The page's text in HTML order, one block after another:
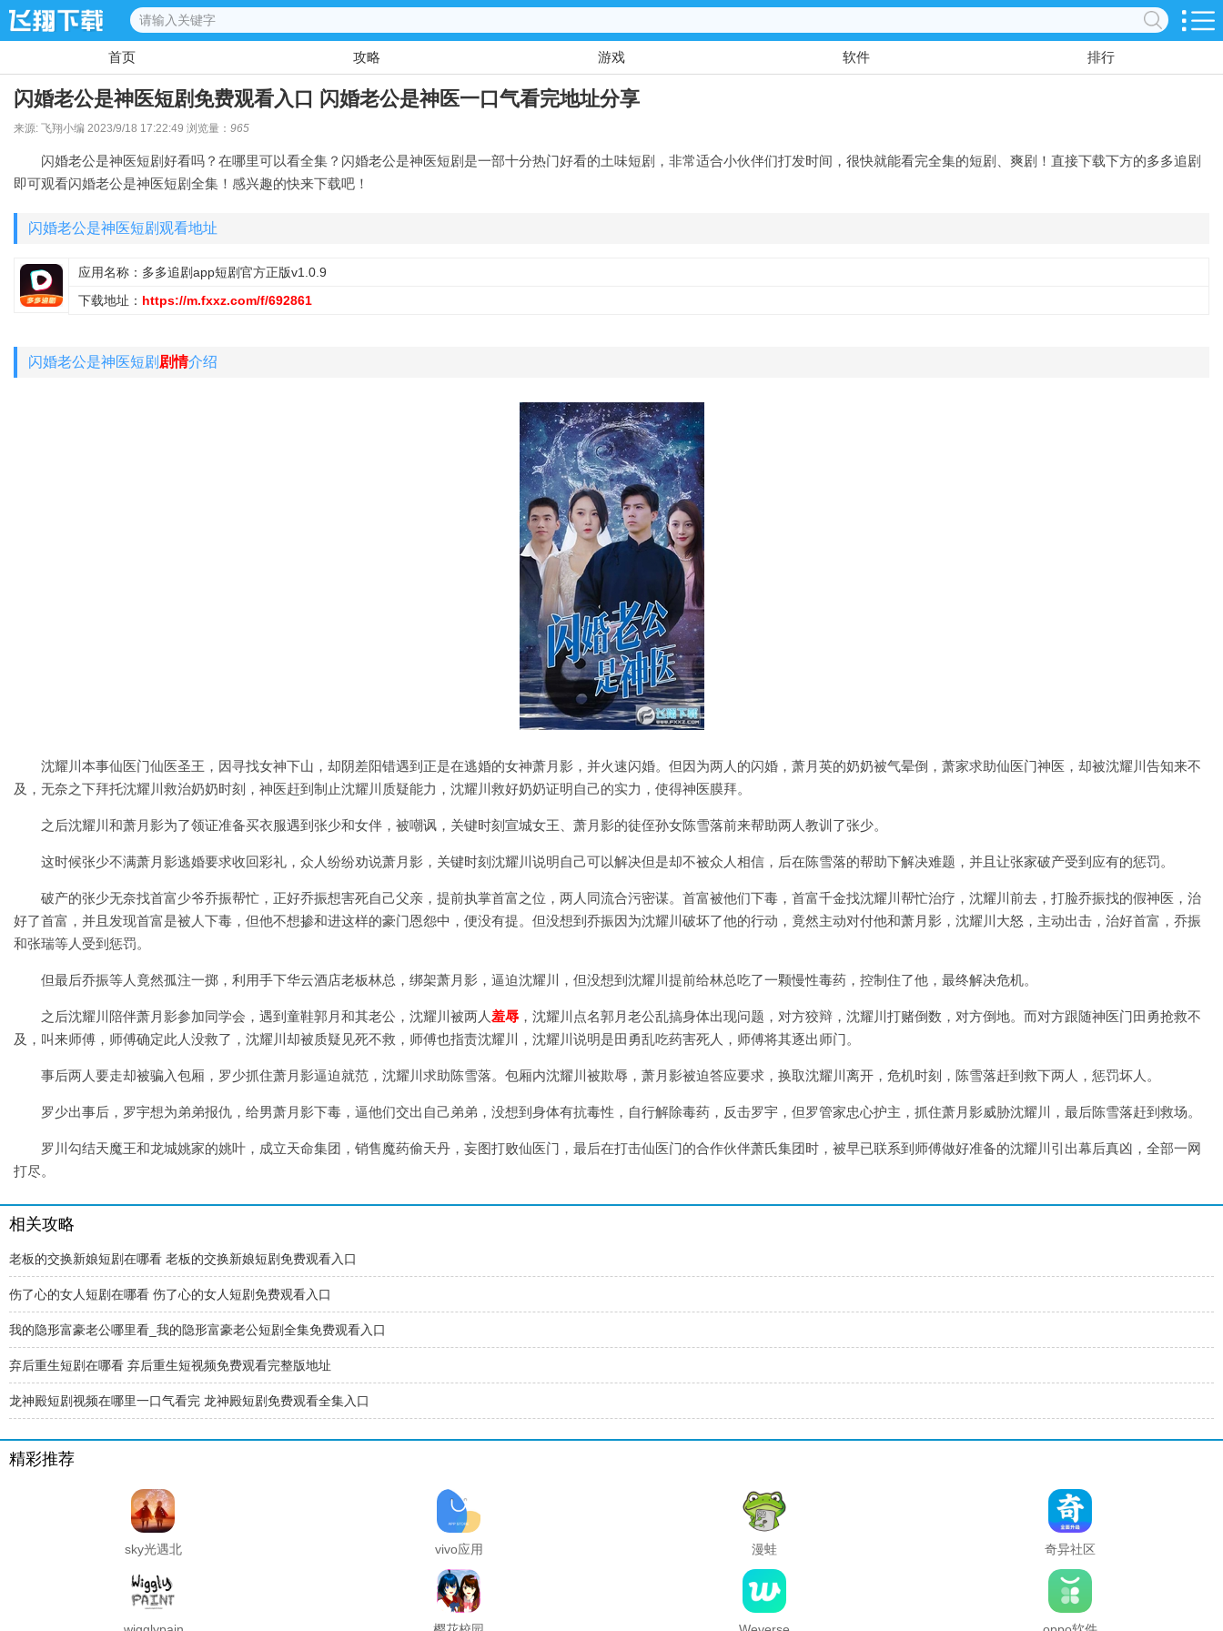
首页 攻略 游戏 软件 排行
闪婚老公是神医短剧免费观看入口 闪婚老公是神医一口气看完地址分享
来源: 飞翔小编 2023/9/18 17:22:49 浏览量： 965
闪婚老公是神医短剧好看吗？在哪里可以看全集？闪婚老公是神医短剧是一部十分热门好看的土味短剧，非常适合小伙伴们打发时间，很快就能看完全集的短剧、爽剧！直接下载下方的多多追剧
即可观看闪婚老公是神医短剧全集！感兴趣的快来下载吧！
闪婚老公是神医短剧观看地址
应用名称：多多追剧app短剧官方正版v1.0.9
下载地址： https://m.fxxz.com/f/692861
闪婚老公是神医短剧 剧情介绍
沈耀川本事仙医门仙医圣王，因寻找女神下山，却阴差阳错遇到正是在逃婚的女神萧月影，并火速闪婚。但因为两人的闪婚，萧月英的奶奶被气晕倒，萧家求助仙医门神医，却被沈耀川告知来不
及，无奈之下拜托沈耀川救治奶奶时刻，神医赶到制止沈耀川质疑能力，沈耀川救好奶奶证明自己的实力，使得神医膜拜。
之后沈耀川和萧月影为了领证准备买衣服遇到张少和女伴，被嘲讽，关键时刻宣城女王、萧月影的徒侄孙女陈雪落前来帮助两人教训了张少。
这时候张少不满萧月影逃婚要求收回彩礼，众人纷纷劝说萧月影，关键时刻沈耀川说明自己可以解决但是却不被众人相信，后在陈雪落的帮助下解决难题，并且让张家破产受到应有的惩罚。
破产的张少无奈找首富少爷乔振帮忙，正好乔振想害死自己父亲，提前执掌首富之位，两人同流合污密谋。首富被他们下毒，首富千金找沈耀川帮忙治疗，沈耀川前去，打脸乔振找的假神医，治
好了首富，并且发现首富是被人下毒，但他不想掺和进这样的豪门恩怨中，便没有提。但没想到乔振因为沈耀川破坏了他的行动，竟然主动对付他和萧月影，沈耀川大怒，主动出击，治好首富，乔振
和张瑞等人受到惩罚。
但最后乔振等人竟然孤注一掷，利用手下华云酒店老板林总，绑架萧月影，逼迫沈耀川，但没想到沈耀川提前给林总吃了一颗慢性毒药，控制住了他，最终解决危机。
之后沈耀川陪伴萧月影参加同学会，遇到童鞋郭月和其老公，沈耀川被两人羞辱 ，沈耀川点名郭月老公乱搞身体出现问题，对方狡辩，沈耀川打赌倒数，对方倒地。而对方跟随神医门田勇抢救不
及，叫来师傅，师傅确定此人没救了，沈耀川却被质疑见死不救，师傅也指责沈耀川，沈耀川说明是田勇乱吃药害死人，师傅将其逐出师门。
事后两人要走却被骗入包厢，罗少抓住萧月影逼迫就范，沈耀川求助陈雪落。包厢内沈耀川被欺辱，萧月影被迫答应要求，换取沈耀川离开，危机时刻，陈雪落赶到救下两人，惩罚坏人。
罗少出事后，罗宇想为弟弟报仇，给男萧月影下毒，逼他们交出自己弟弟，没想到身体有抗毒性，自行解除毒药，反击罗宇，但罗管家忠心护主，抓住萧月影威胁沈耀川，最后陈雪落赶到救场。
罗川勾结天魔王和龙城姚家的姚叶，成立天命集团，销售魔药偷天丹，妄图打败仙医门，最后在打击仙医门的合作伙伴萧氏集团时，被早已联系到师傅做好准备的沈耀川引出幕后真凶，全部一网
打尽。
相关攻略
老板的交换新娘短剧在哪看 老板的交换新娘短剧免费观看入口
伤了心的女人短剧在哪看 伤了心的女人短剧免费观看入口
我的隐形富豪老公哪里看_我的隐形富豪老公短剧全集免费观看入口
弃后重生短剧在哪看 弃后重生短视频免费观看完整版地址
龙神殿短剧视频在哪里一口气看完 龙神殿短剧免费观看全集入口
精彩推荐
sky光遇北
解锁版
vivo应用
正版
漫蛙
官方正版
奇异社区
载安装
2025最新
版本